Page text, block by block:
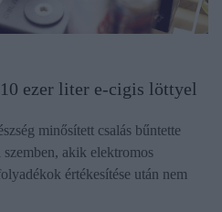
ezer liter e-cigis löttyel
minősített csalás bűntette
akik elektromos
értékesítése után nem